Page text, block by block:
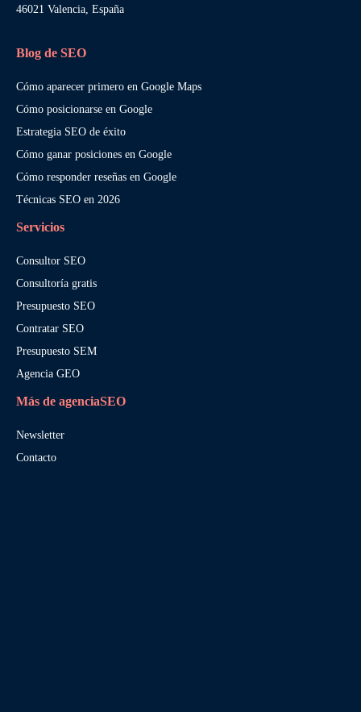
46021 Valencia, España
Blog de SEO
Cómo aparecer primero en Google Maps
Cómo posicionarse en Google
Estrategia SEO de éxito
Cómo ganar posiciones en Google
Cómo responder reseñas en Google
Técnicas SEO en 2026
Servicios
Consultor SEO
Consultoría gratis
Presupuesto SEO
Contratar SEO
Presupuesto SEM
Agencia GEO
Más de agenciaSEO
Newsletter
Contacto